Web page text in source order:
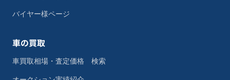
バイヤー様ページ
車の買取
車買取相場・査定価格 検索